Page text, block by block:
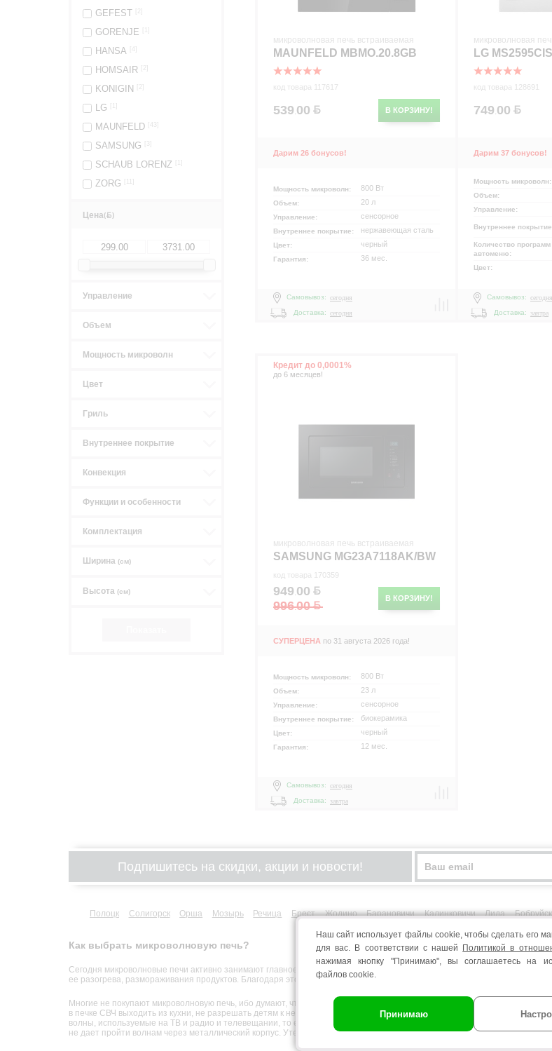
GEFEST
GORENJE
HANSA
HOMSAIR
KONIGIN
LG
MAUNFELD
SAMSUNG
SCHAUB LORENZ
ZORG
Цена( )
Управление
Объем
Мощность микроволн
Цвет
Гриль
Внутреннее покрытие
Конвекция
Функции и особенности
Комплектация
Ширина (см)
Высота (см)
микроволновая печь встраиваемая
MAUNFELD MBMO.20.8GB
код товара 117617
В КОРЗИНУ!
539.00
Дарим 26 бонусов!
Мощность микроволн: 800 Вт
Объем: 20 л
Управление: сенсорное
Внутреннее покрытие: нержавеющая сталь
Цвет: черный
Гарантия: 36 мес.
Самовывоз: сегодня
Доставка: сегодня
микроволновая
LG
код товара 128691
749.00
Дарим 37 бонусов!
Мощность микроволн:
Объем:
Управление:
Внутреннее
Количество программ
автоменю:
Цвет:
Самовывоз: сегодня
Доставка:
завтра
Кредит до 0,0001%
до 6 месяцев!
микроволновая печь встраиваемая
SAMSUNG MG23A7118AK/BW
код товара 170359
В КОРЗИНУ!
949.00
996.00
СУПЕРЦЕНА по 31 августа 2026 года!
Мощность микроволн: 800 Вт
Объем: 23 л
Управление: сенсорное
Внутреннее покрытие: биокерамика
Цвет: черный
Гарантия: 12 мес.
Самовывоз: сегодня
Доставка:
завтра
Подпишитесь на скидки, акции и новости!
Полоцк Солигорск Орша Мозырь Речица Брест Жодино Барановичи Калинковичи Лида Бобруйск
Как выбрать микроволновую печь?
Сегодня микроволновые печи активно занимают главное место дома и в офисе. Преимущества микроволновки в том,
ее разогрева, размораживания продуктов. Благодаря этому прибору сохраняются витамины в блюдах,
Многие не покупают микроволновую печь, ибо думают, что она вредит здоровью через вредоносное излучение,
в печке СВЧ выходить из кухни, не разрешать детям к ней подходить. Но в инструкции по эксплуатации
волны, используемые на ТВ и радио и телевещании, то есть микроволны, они обычно в квартирах есть всегда. Еда,
не дает пройти волнам через металлический корпус. Утечка микроволн возможна только в случае загрязнения печки
Наш сайт использует файлы cookie, чтобы сделать его
для вас. В соответствии с нашей
Политикой в
нажимая кнопку "Принимаю", вы соглашаетесь на
файлов cookie.
Принимаю